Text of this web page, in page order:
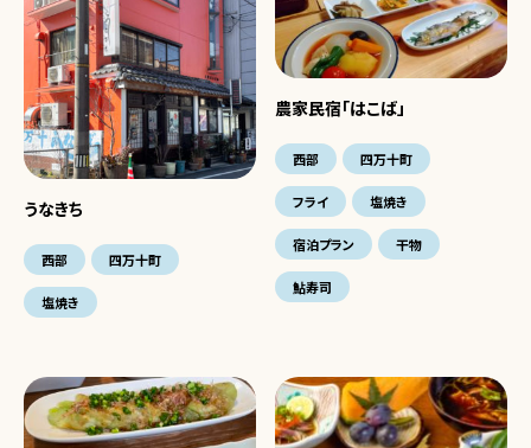
うなきち
西部 四万十町
塩焼き
農家民宿「はこば」
西部 四万十町
フライ 塩焼き
宿泊プラン 干物
鮎寿司